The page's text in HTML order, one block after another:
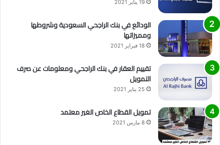
19 يناير 2021
الودائع في بنك الراجحي السعودية وشروطها
ومميزاتها
18 فبراير 2021
تقييم العقار في بنك الراجحي ومعلومات عن صرف
التمويل
25 يناير 2021
تمويل القطاع الخاص الغير معتمد
8 مارس 2021